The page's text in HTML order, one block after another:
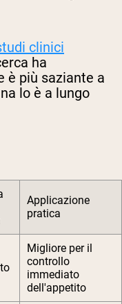
clinici
ha
è più saziante a
lo è a lungo
Applicazione
pratica
Migliore per il
controllo
immediato
dell'appetito